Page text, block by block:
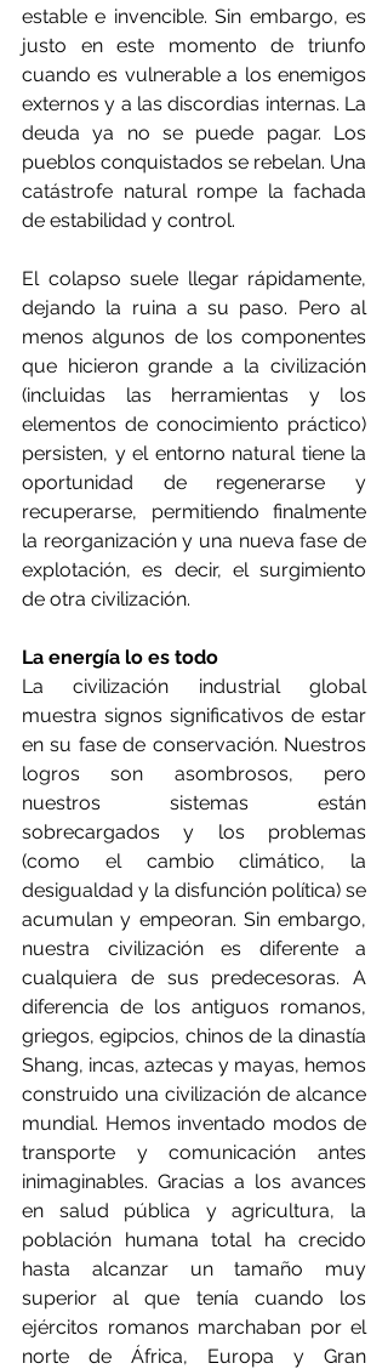
estable e invencible. Sin embargo, es
justo en este momento de triunfo
cuando es vulnerable a los enemigos
externos y a las discordias internas. La
deuda ya no se puede pagar. Los
pueblos conquistados se rebelan. Una
catástrofe natural rompe la fachada
de estabilidad y control.
El colapso suele llegar rápidamente,
dejando la ruina a su paso. Pero al
menos algunos de los componentes
que hicieron grande a la civilización
(incluidas las herramientas y los
elementos de conocimiento práctico)
persisten, y el entorno natural tiene la
oportunidad de regenerarse y
recuperarse, permitiendo finalmente
la reorganización y una nueva fase de
explotación, es decir, el surgimiento
de otra civilización.
La energía lo es todo
La civilización industrial global
muestra signos significativos de estar
en su fase de conservación. Nuestros
logros son asombrosos, pero
nuestros sistemas están
sobrecargados y los problemas
(como el cambio climático, la
desigualdad y la disfunción política) se
acumulan y empeoran. Sin embargo,
nuestra civilización es diferente a
cualquiera de sus predecesoras. A
diferencia de los antiguos romanos,
griegos, egipcios, chinos de la dinastía
Shang, incas, aztecas y mayas, hemos
construido una civilización de alcance
mundial. Hemos inventado modos de
transporte y comunicación antes
inimaginables. Gracias a los avances
en salud pública y agricultura, la
población humana total ha crecido
hasta alcanzar un tamaño muy
superior al que tenía cuando los
ejércitos romanos marchaban por el
norte de África, Europa y Gran